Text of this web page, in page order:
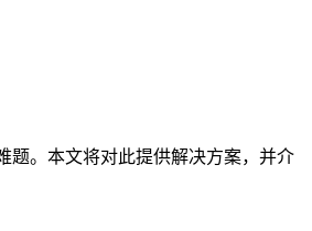
题。本文将对此提供解决方案，并介